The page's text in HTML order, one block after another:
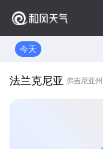
今天
法兰克尼亚 弗吉尼亚